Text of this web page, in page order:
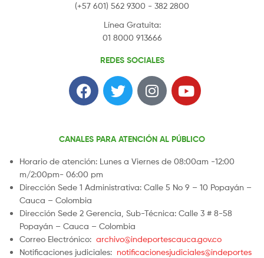
(+57 601) 562 9300 - 382 2800
Línea Gratuita:
01 8000 913666
REDES SOCIALES
CANALES PARA ATENCIÓN AL PÚBLICO
Horario de atención: Lunes a Viernes de 08:00am -12:00
m/2:00pm- 06:00 pm
Dirección Sede 1 Administrativa: Calle 5 No 9 – 10 Popayán –
Cauca – Colombia
Dirección Sede 2 Gerencia, Sub-Técnica: Calle 3 # 8-58
Popayán – Cauca – Colombia
Correo Electrónico: archivo@indeportescauca.gov.co
Notificaciones judiciales: notificacionesjudiciales@indeportes